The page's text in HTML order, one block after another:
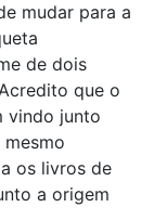
mudar para a
de dois
que o
vindo junto
os livros de
a origem